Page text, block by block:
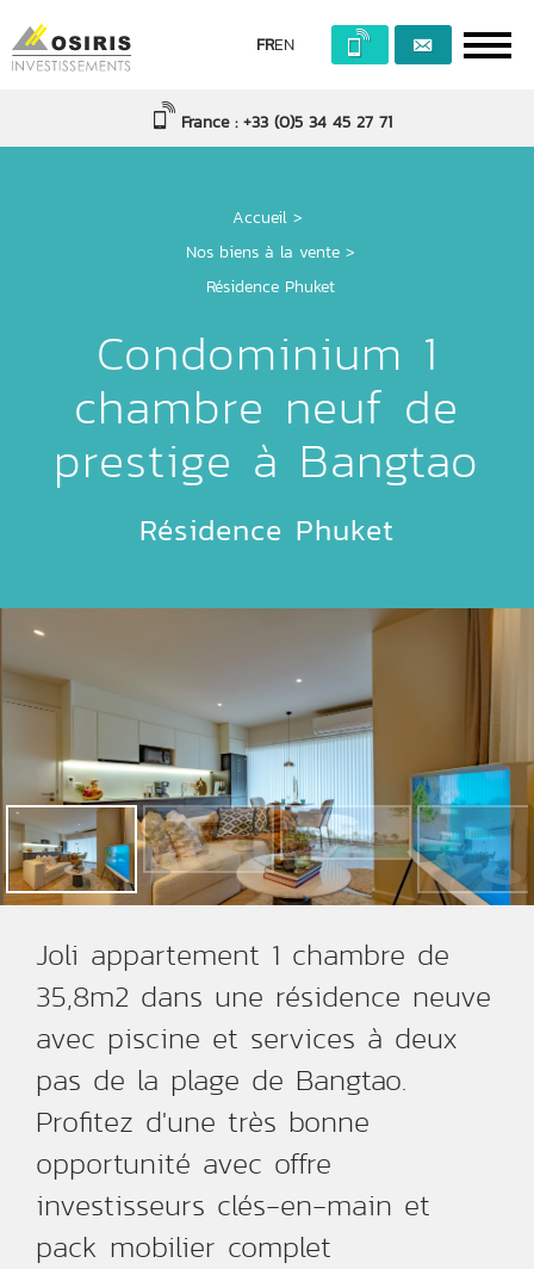
FREN
France : +33 (0)5 34 45 27 71
Accueil>
Nos biens à la vente >
Résidence Phuket
Condominium 1
chambre neuf de
prestige à Bangtao
Résidence Phuket
Joli appartement 1 chambre de
35,8m2 dans une résidence neuve
avec piscine et services à deux
pas de la plage de Bangtao.
Profitez d'une très bonne
opportunité avec offre
investisseurs clés-en-main et
pack mobilier complet